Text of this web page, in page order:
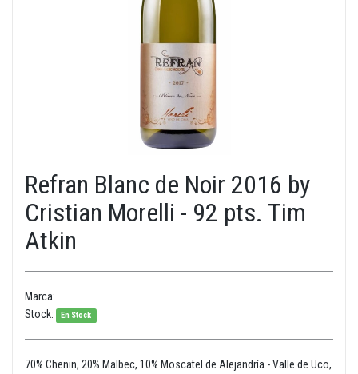
Refran Blanc de Noir 2016 by
Cristian Morelli - 92 pts. Tim
Atkin
Marca:
Stock:
En Stock
70% Chenin, 20% Malbec, 10% Moscatel de Alejandría - Valle de Uco,